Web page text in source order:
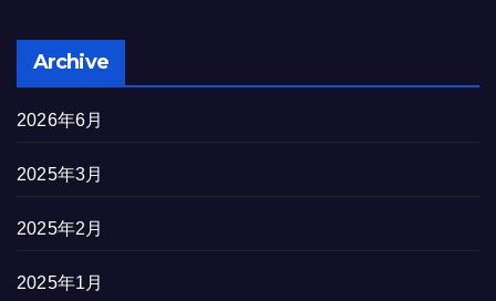
Archive
2026年6月
2025年3月
2025年2月
2025年1月